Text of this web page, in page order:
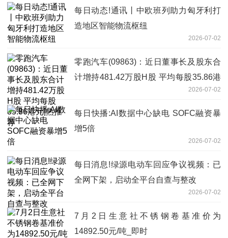
每日动态!通讯丨中欧班列助力匈牙利打
造地区智能物流枢纽
2026-07-02
零跑汽车(09863)：近日董事长及股东合
计增持481.42万股H股 平均每股35.86港
2026-07-02
每日快播:AI数据中心缺电 SOFC融资暴
增5倍
2026-07-02
每日消息!绿源电动车回应争议视频：已
全网下架，启动全平台自查与整改
2026-07-02
7月2日生意社不锈钢卷基准价为
14892.50元/吨_即时